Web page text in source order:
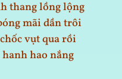
thang lồng lộng
mãi dần trôi
vụt qua rồi
hao nắng